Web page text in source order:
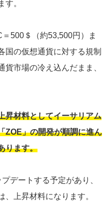
す。
500＄（約53,500円）ま
国の仮想通貨に対する規制
貨市場の冷え込んだまま、
昇材料としてイーサリアム
ZOE」の開発が順調に進ん
ります。
デートする予定があり、
上昇材料になります。